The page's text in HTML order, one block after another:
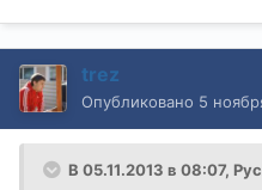
trez
Опубликовано 5
В 05.11.2013 в 08:07,